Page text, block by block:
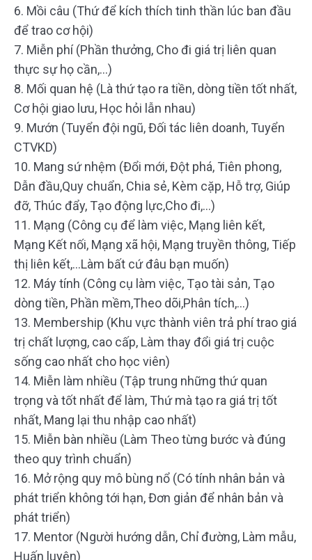
6. Mồi câu (Thứ để kích thích tinh thần lúc ban đầu
để trao cơ hội)
7. Miễn phí (Phần thưởng, Cho đi giá trị liên quan
thực sự họ cần,…)
8. Mối quan hệ (Là thứ tạo ra tiền, dòng tiền tốt nhất,
Cơ hội giao lưu, Học hỏi lẫn nhau)
9. Mướn (Tuyển đội ngũ, Đối tác liên doanh, Tuyển
CTVKD)
10. Mang sứ nhệm (Đổi mới, Đột phá, Tiên phong,
Dẫn đầu,Quy chuẩn, Chia sẻ, Kèm cặp, Hỗ trợ, Giúp
đỡ, Thúc đẩy, Tạo động lực,Cho đi,…)
11. Mạng (Công cụ để làm việc, Mạng liên kết,
Mạng Kết nối, Mạng xã hội, Mạng truyền thông, Tiếp
thị liên kết,…Làm bất cứ đâu bạn muốn)
12. Máy tính (Công cụ làm việc, Tạo tài sản, Tạo
dòng tiền, Phần mềm,Theo dõi,Phân tích,…)
13. Membership (Khu vực thành viên trả phí trao giá
trị chất lượng, cao cấp, Làm thay đổi giá trị cuộc
sống cao nhất cho học viên)
14. Miễn làm nhiều (Tập trung những thứ quan
trọng và tốt nhất để làm, Thứ mà tạo ra giá trị tốt
nhất, Mang lại thu nhập cao nhất)
15. Miễn bàn nhiều (Làm Theo từng bước và đúng
theo quy trình chuẩn)
16. Mở rộng quy mô bùng nổ (Có tính nhân bản và
phát triển không tới hạn, Đơn giản để nhân bản và
phát triển)
17. Mentor (Người hướng dẫn, Chỉ đường, Làm mẫu,
Huấn luyện)